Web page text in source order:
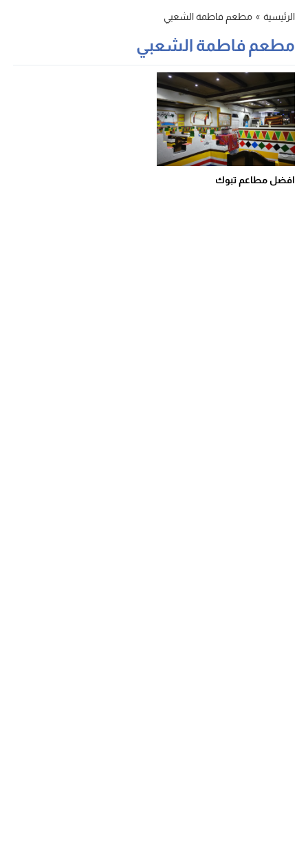
الرئيسية » مطعم فاطمة الشعبي
مطعم فاطمة الشعبي
افضل مطاعم تبوك